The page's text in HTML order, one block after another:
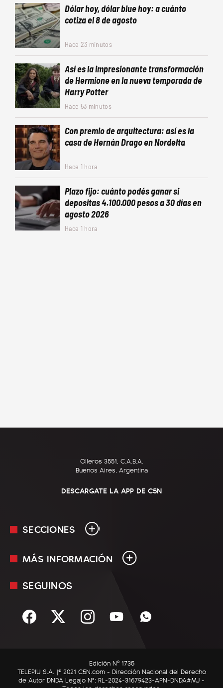
Dólar hoy, dólar blue hoy: a cuánto
cotiza el 8 de agosto
Hace 23 minutos
Así es la impresionante transformación
de Hermione en la nueva temporada de
Harry Potter
Hace 53 minutos
Con premio de arquitectura: así es la
casa de Hernán Drago en Nordelta
Hace 1 hora
Plazo fijo: cuánto podés ganar si
depositas 4.100.000 pesos a 30 días en
agosto 2026
Hace 1 hora
Olleros 3551, C.A.B.A.
Buenos Aires, Argentina
DESCARGATE LA APP DE C5N
SECCIONES
En Vivo
Sociedad
C5N Autos
MÁS INFORMACIÓN
Mediakit
Términos y condiciones
SEGUINOS
Edición Nº 1735
TELEPIU S.A. |© 2021 C5N.com - Dirección Nacional del Derecho
de Autor DNDA Legajo N°: RL-2024-31679423-APN-DNDA#MJ -